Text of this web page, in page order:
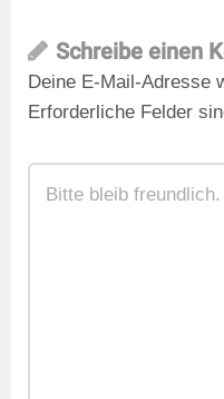
Schreibe einen
Deine E-Mail-Adresse
Erforderliche Felder